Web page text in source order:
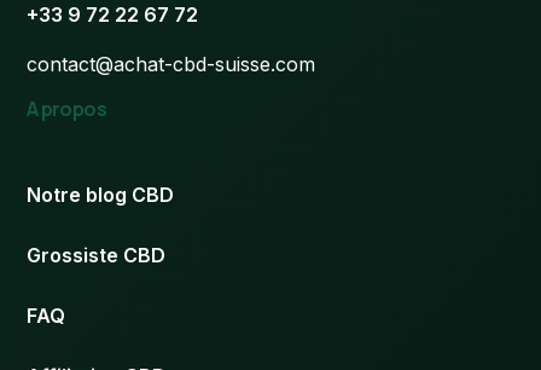
+33 9 72 22 67 72
contact@achat-cbd-suisse.com
A propos
Notre blog CBD
Grossiste CBD
FAQ